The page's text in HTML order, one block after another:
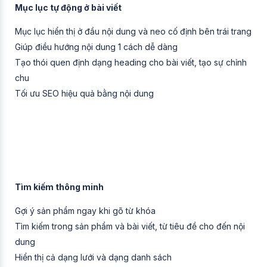
Mục lục tự động ở bài viết
Mục lục hiển thị ở đầu nội dung và neo cố định bên trái trang
Giúp điều hướng nội dung 1 cách dễ dàng
Tạo thói quen định dạng heading cho bài viết, tạo sự chỉnh
chu
Tối ưu SEO hiệu quả bằng nội dung
Tìm kiếm thông minh
Gợi ý sản phẩm ngay khi gõ từ khóa
Tìm kiếm trong sản phẩm và bài viết, từ tiêu đề cho đến nội
dung
Hiển thị cả dạng lưới và dạng danh sách